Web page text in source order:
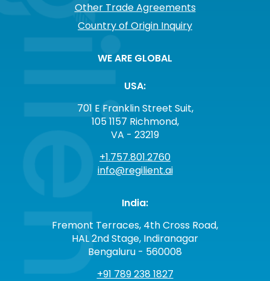
Other Trade Agreements
Country of Origin Inquiry
WE ARE GLOBAL
USA:
701 E Franklin Street Suit,
105 1157 Richmond,
VA - 23219
+1.757.801.2760
info@regilient.ai
India:
Fremont Terraces, 4th Cross Road,
HAL 2nd Stage, Indiranagar
Bengaluru - 560008
+91 789 238 1827